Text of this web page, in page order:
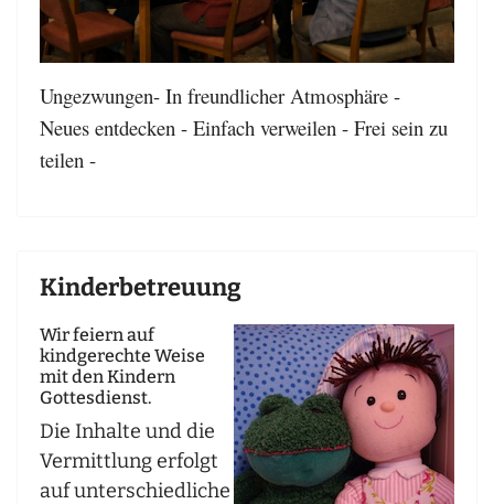
Ungezwungen- In freundlicher Atmosphäre -
Neues entdecken - Einfach verweilen - Frei sein zu
teilen -
Kinderbetreuung
Wir feiern auf
kindgerechte Weise
mit den Kindern
Gottesdienst.
Die Inhalte und die
Vermittlung erfolgt
auf unterschiedliche